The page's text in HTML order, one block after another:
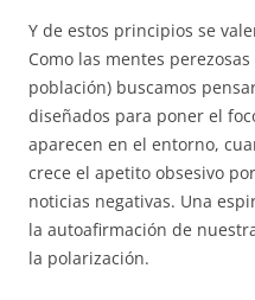
Y de estos principios se
Como las mentes
población) buscamos
diseñados para poner el
aparecen en el entorno,
crece el apetito obsesivo
noticias negativas. Una
la autoafirmación de
la polarización.